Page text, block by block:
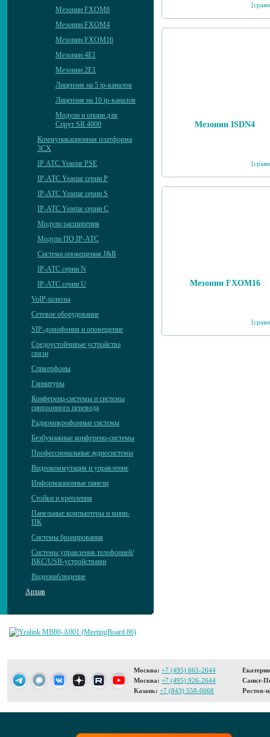
Мезонин FXOM8
Мезонин FXOM4
Мезонин FXOM16
Мезонин 4Е1
Мезонин 2Е1
Лицензия на 5 ip-каналов
Лицензия на 10 ip-каналов
Модули и опции для
Спрут SR 4000
Коммуникационная платформа
3CX
IP АТС Yeastar PSE
IP-АТС Yeastar серии P
IP-АТС Yeastar серии S
IP-АТС Yeastar серии C
Модули расширения
Модули ПО IP-АТС
Система оповещения J&R
IP-АТС серии N
IP-АТС серии U
VoIP-шлюзы
Сетевое оборудование
SIP-домофония и оповещение
Средоустойчивые устройства
связи
Спикерфоны
Гарнитуры
Конференц-системы и системы
синхронного перевода
Радиомикрофонные системы
Безбумажные конференц-системы
Профессиональные аудиосистемы
Видеокоммутация и управление
Информационные панели
Стойки и крепления
Панельные компьютеры и мини-
ПК
Системы бронирования
Системы управления телефонией/
ВКС/USB-устройствами
Видеонаблюдение
Архив
Мезонин ISDN4
Мезонин FXOM16
Москва: +7 (495) 665-2644
Москва: +7 (495) 926-2644
Казань: +7 (843) 558-0068
Санкт-
Ростов-